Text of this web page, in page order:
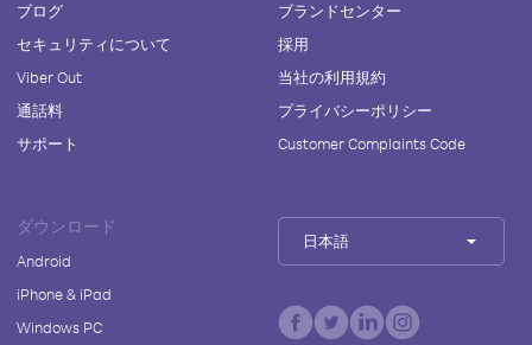
ブログ
セキュリティについて
Viber Out
通話料
サポート
ブランドセンター
採用
当社の利用規約
プライバシーポリシー
Customer Complaints Code
ダウンロード
Android
iPhone & iPad
Windows PC
日本語